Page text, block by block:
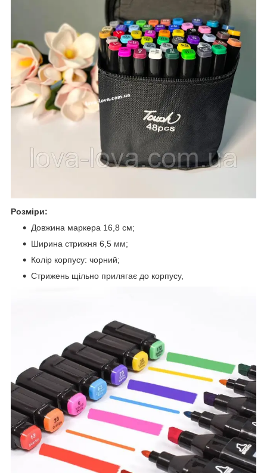
Розміри:
Довжина маркера 16,8 см;
Ширина стрижня 6,5 мм;
Колір корпусу: чорний;
Стрижень щільно прилягає до корпусу,